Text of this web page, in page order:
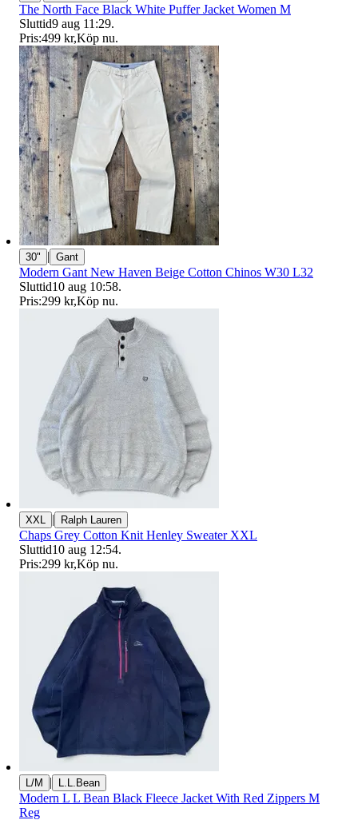
The North Face Black White Puffer Jacket Women M
Sluttid9 aug 11:29.
Pris:499 kr,Köp nu.
30" | Gant
Modern Gant New Haven Beige Cotton Chinos W30 L32
Sluttid10 aug 10:58.
Pris:299 kr,Köp nu.
XXL | Ralph Lauren
Chaps Grey Cotton Knit Henley Sweater XXL
Sluttid10 aug 12:54.
Pris:299 kr,Köp nu.
L/M | L.L.Bean
Modern L L Bean Black Fleece Jacket With Red Zippers M
Reg